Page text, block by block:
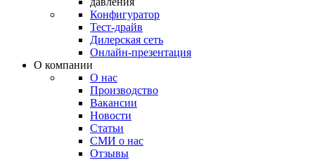
Конфигуратор
Тест-драйв
Дилерская сеть
Онлайн-презентация
О компании
О нас
Производство
Вакансии
Новости
Статьи
СМИ о нас
Отзывы